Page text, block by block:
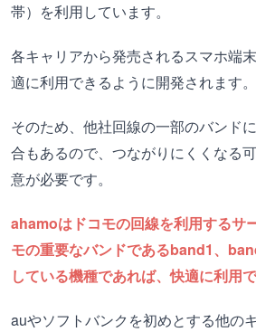
帯）を利用しています。
各キャリアから発売されるスマホ端
適に利用できるように開発されます。
そのため、他社回線の一部のバンド
合もあるので、つながりにくくなる
意が必要です。
ahamoはドコモの回線を利用するサ
モの重要なバンドであるband1、
している機種であれば、快適に利用で
auやソフトバンクを初めとする他の